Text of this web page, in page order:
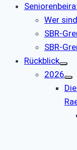
Wer
SBR-
SBR-
Rückblick
2026